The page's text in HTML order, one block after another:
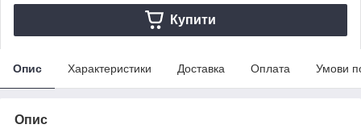
Купити
Опис Характеристики Доставка Оплата Умови
Опис